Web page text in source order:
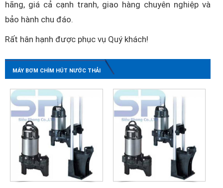
hãng, giá cả cạnh tranh, giao hàng chuyên nghiệp và
bảo hành chu đáo.
Rất hân hạnh được phục vụ Quý khách!
MÁY BƠM CHÌM HÚT NƯỚC THẢI